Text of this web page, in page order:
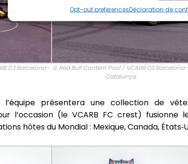
Opt-out preferencesDéclaration de
03 Barcelona- © Red Bull Content Pool / VCARB 03 Barcelona-
Catalunya
présentera une collection de
l’occasion (le VCARB FC crest)
hôtes du Mondial : Mexique, Canada,